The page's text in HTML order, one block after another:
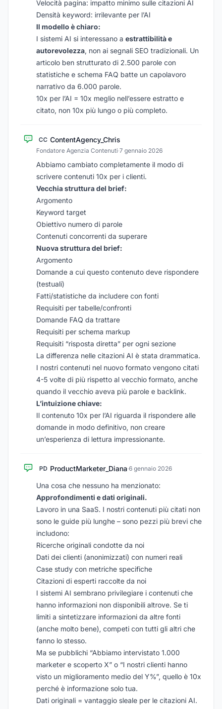
Velocità pagina: impatto minimo sulle citazioni AI
Densità keyword: irrilevante per l’AI
Il modello è chiaro:
I sistemi AI si interessano a estrattibilità e
autorevolezza, non ai segnali SEO tradizionali. Un
articolo ben strutturato di 2.500 parole con
statistiche e schema FAQ batte un capolavoro
narrativo da 6.000 parole.
10x per l’AI = 10x meglio nell’essere estratto e
citato, non 10x più lungo o più completo.
CC ContentAgency_Chris
Fondatore Agenzia Contenuti·7 gennaio 2026
Abbiamo cambiato completamente il modo di
scrivere contenuti 10x per i clienti.
Vecchia struttura del brief:
Argomento
Keyword target
Obiettivo numero di parole
Contenuti concorrenti da superare
Nuova struttura del brief:
Argomento
Domande a cui questo contenuto deve rispondere
(testuali)
Fatti/statistiche da includere con fonti
Requisiti per tabelle/confronti
Domande FAQ da trattare
Requisiti per schema markup
Requisiti “risposta diretta” per ogni sezione
La differenza nelle citazioni AI è stata drammatica.
I nostri contenuti nel nuovo formato vengono citati
4-5 volte di più rispetto al vecchio formato, anche
quando il vecchio aveva più parole e backlink.
L’intuizione chiave:
Il contenuto 10x per l’AI riguarda il rispondere alle
domande in modo definitivo, non creare
un’esperienza di lettura impressionante.
PD ProductMarketer_Diana·6 gennaio 2026
Una cosa che nessuno ha menzionato:
Approfondimenti e dati originali.
Lavoro in una SaaS. I nostri contenuti più citati non
sono le guide più lunghe – sono pezzi più brevi che
includono:
Ricerche originali condotte da noi
Dati dei clienti (anonimizzati) con numeri reali
Case study con metriche specifiche
Citazioni di esperti raccolte da noi
I sistemi AI sembrano privilegiare i contenuti che
hanno informazioni non disponibili altrove. Se ti
limiti a sintetizzare informazioni da altre fonti
(anche molto bene), competi con tutti gli altri che
fanno lo stesso.
Ma se pubblichi “Abbiamo intervistato 1.000
marketer e scoperto X” o “I nostri clienti hanno
visto un miglioramento medio del Y%”, quello è 10x
perché è informazione solo tua.
Dati originali = vantaggio sleale per le citazioni AI.